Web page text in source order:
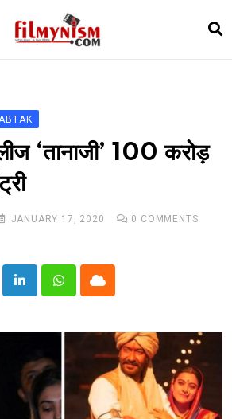
‘तानाजी’ 100 करोड़
JANUARY 17, 2020 0 COMMENTS
LinkedInWhatsappCloud